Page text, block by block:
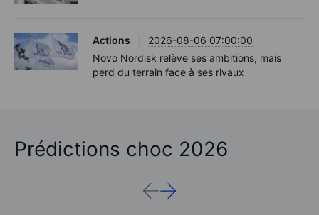
Actions
2026-08-06 07:00:00
Novo Nordisk relève ses ambitions, mais
perd du terrain face à ses rivaux
Prédictions choc 2026